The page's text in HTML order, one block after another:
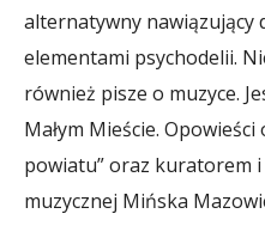
alternatywny nawiązujący
elementami psychodelii.
również pisze o muzyce.
Małym Mieście.
powiatu” oraz kuratorem
muzycznej Mińska